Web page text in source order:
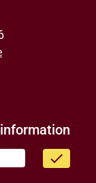
done